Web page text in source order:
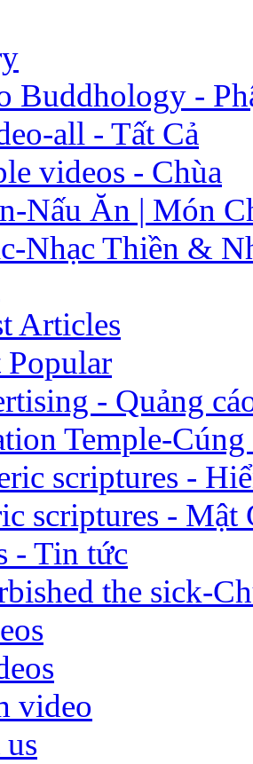
Buddhology -
all - Tất Cả
videos - Chùa
Nấu Ăn | Món
Nhạc Thiền &
Articles
- Quảng
Temple-
scriptures -
scriptures - Mật
- Tin tức
the sick-
video